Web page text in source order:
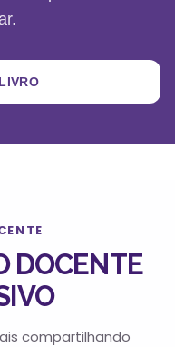
DOCENTE
compartilhando